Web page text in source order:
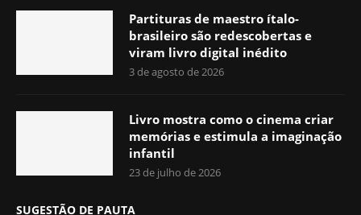
Partituras de maestro ítalo-
brasileiro são redescobertas e
viram livro digital inédito
3 de agosto de 2026
Livro mostra como o cinema criar
memórias e estimula a imaginação
infantil
23 de julho de 2026
SUGESTÃO DE PAUTA